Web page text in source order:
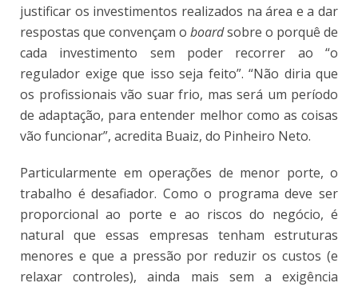
justificar os investimentos realizados na área e a dar
respostas que convençam o boardsobre o porquê de
cada investimento sem poder recorrer ao “o
regulador exige que isso seja feito”. “Não diria que
os profissionais vão suar frio, mas será um período
de adaptação, para entender melhor como as coisas
vão funcionar”, acredita Buaiz, do Pinheiro Neto.
Particularmente em operações de menor porte, o
trabalho é desafiador. Como o programa deve ser
proporcional ao porte e ao riscos do negócio, é
natural que essas empresas tenham estruturas
menores e que a pressão por reduzir os custos (e
relaxar controles), ainda mais sem a exigência